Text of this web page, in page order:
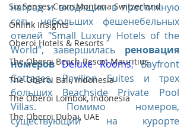
Six Senses CransMontana Switzerland
Onlink Insights
Oberoi Hotels & Resorts
The Oberoi Beach Resort Mauritius
The Oberoi Bali, Indonesia
The Oberoi Lombok, Indonesia
The Oberoi Dubai, UAE
наград и входящим в престижную
сеть небольших фешенебельных
отелей "Small Luxury Hotels of the
World", завершилась реновация
номеров Deluxe Rooms, Bayfront
Cottages, Pavilion Suites и трех
больших Beachside Private Pool
Villas. Помимо номеров,
существующий на курорте